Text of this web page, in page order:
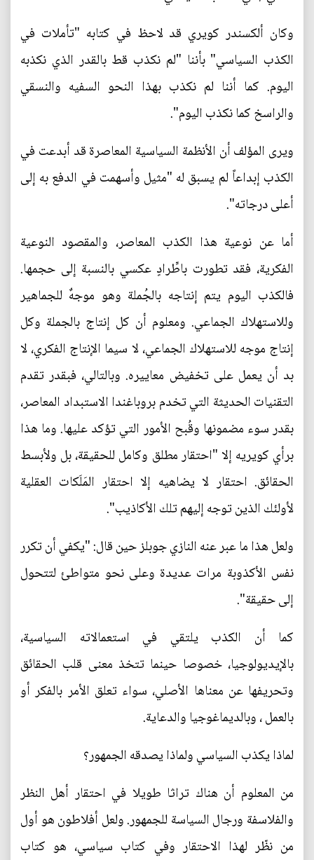
وكان ألكسندر كويري قد لاحظ في كتابه "تأملات في
الكذب السياسي" بأننا "لم نكذب قط بالقدر الذي نكذبه
اليوم. كما أننا لم نكذب بهذا النحو السفيه والنسقي
والراسخ كما نكذب اليوم".
ويرى المؤلف أن الأنظمة السياسية المعاصرة قد أبدعت في
الكذب إبداعاً لم يسبق له "مثيل وأسهمت في الدفع به إلى
أعلى درجاته".
أما عن نوعية هذا الكذب المعاصر، والمقصود النوعية
الفكرية، فقد تطورت باطِّرادٍ عكسي بالنسبة إلى حجمها.
فالكذب اليوم يتم إنتاجه بالجُملة وهو موجهٌ للجماهير
وللاستهلاك الجماعي. ومعلوم أن كل إنتاج بالجملة وكل
إنتاج موجه للاستهلاك الجماعي، لا سيما الإنتاج الفكري، لا
بد أن يعمل على تخفيض معاييره. وبالتالي، فبقدر تقدم
التقنيات الحديثة التي تخدم بروباغندا الاستبداد المعاصر،
بقدر سوء مضمونها وقُبح الأمور التي تؤكد عليها. وما هذا
برأي كويريه إلا "احتقار مطلق وكامل للحقيقة، بل ولأبسط
الحقائق. احتقار لا يضاهيه إلا احتقار المَلَكات العقلية
لأولئك الذين توجه إليهم تلك الأكاذيب".
ولعل هذا ما عبر عنه النازي جوبلز حين قال: "يكفي أن تكرر
نفس الأكذوبة مرات عديدة وعلى نحو متواطئ لتتحول
إلى حقيقة".
كما أن الكذب يلتقي في استعمالاته السياسية،
بالإيديولوجيا، خصوصا حينما تتخذ معنى قلب الحقائق
وتحريفها عن معناها الأصلي، سواء تعلق الأمر بالفكر أو
بالعمل ، وبالديماغوجيا والدعاية.
لماذا يكذب السياسي ولماذا يصدقه الجمهور؟
من المعلوم أن هناك تراثا طويلا في احتقار أهل النظر
والفلاسفة ورجال السياسة للجمهور. ولعل أفلاطون هو أول
من نظّر لهذا الاحتقار وفي كتاب سياسي، هو كتاب